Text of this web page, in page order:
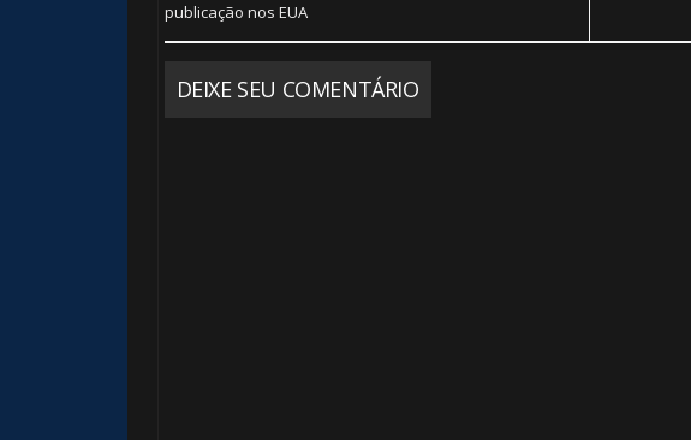
publicação nos EUA
DEIXE SEU COMENTÁRIO